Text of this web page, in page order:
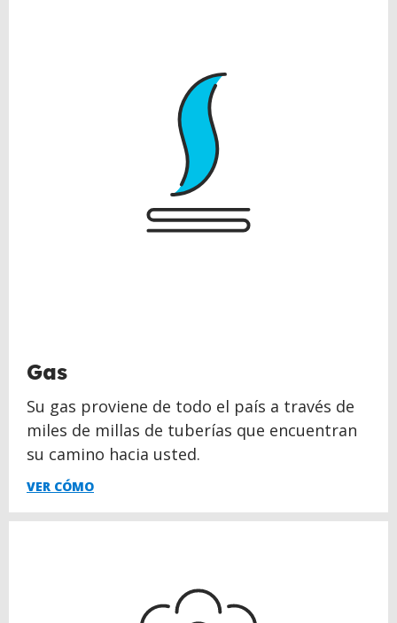
Gas
Su gas proviene de todo el país a través de
miles de millas de tuberías que encuentran
su camino hacia usted.
VER CÓMO